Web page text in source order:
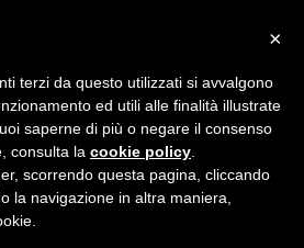
ITALIA E ALL’ESTERO, PER DANZATORI,
TAG ARCHIVE
×
terzi da questo utilizzati si avvalgono
ed utili alle finalità illustrate
saperne di più o negare il consenso
consulta la cookie policy
scorrendo questa pagina, cliccando
la navigazione in altra maniera,